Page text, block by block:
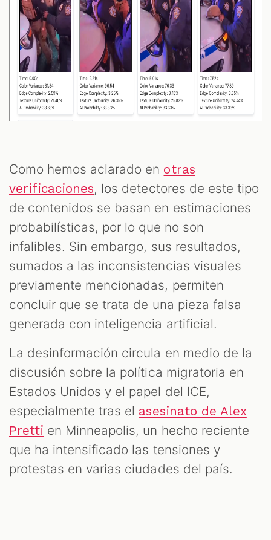
Como hemos aclarado en otras
verificaciones, los detectores de este tipo
de contenidos se basan en estimaciones
probabilísticas, por lo que no son
infalibles. Sin embargo, sus resultados,
sumados a las inconsistencias visuales
previamente mencionadas, permiten
concluir que se trata de una pieza falsa
generada con inteligencia artificial.
La desinformación circula en medio de la
discusión sobre la política migratoria en
Estados Unidos y el papel del ICE,
especialmente tras el asesinato de Alex
Pretti en Minneapolis, un hecho reciente
que ha intensificado las tensiones y
protestas en varias ciudades del país.